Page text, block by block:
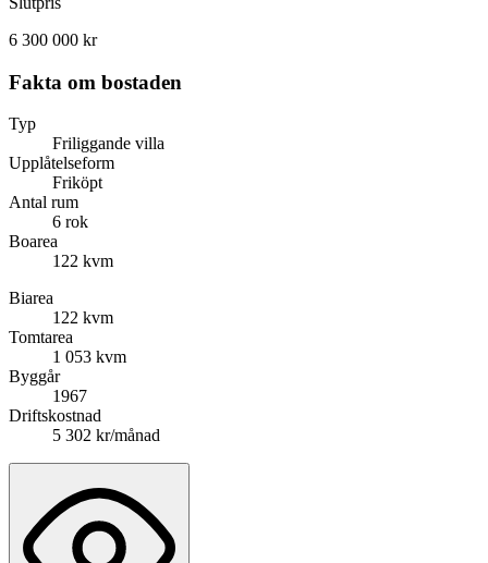
6 300 000 kr
Fakta om bostaden
Typ
Friliggande villa
Upplåtelseform
Friköpt
Antal rum
6 rok
Boarea
122 kvm
Biarea
122 kvm
Tomtarea
1 053 kvm
Byggår
1967
Driftskostnad
5 302 kr/månad